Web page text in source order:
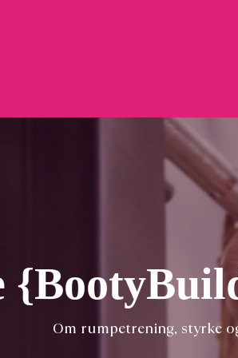
Om rumpetrening, styrke